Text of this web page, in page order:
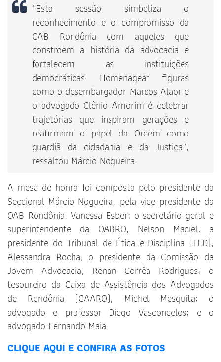
“Esta sessão simboliza o
reconhecimento e o compromisso da
OAB Rondônia com aqueles que
constroem a história da advocacia e
fortalecem as instituições
democráticas. Homenagear figuras
como o desembargador Marcos Alaor e
o advogado Clênio Amorim é celebrar
trajetórias que inspiram gerações e
reafirmam o papel da Ordem como
guardiã da cidadania e da Justiça”,
ressaltou Márcio Nogueira.
A mesa de honra foi composta pelo presidente da
Seccional Márcio Nogueira, pela vice-presidente da
OAB Rondônia, Vanessa Esber; o secretário-geral e
superintendente da OABRO, Nelson Maciel; a
presidente do Tribunal de Ética e Disciplina (TED),
Alessandra Rocha; o presidente da Comissão da
Jovem Advocacia, Renan Corrêa Rodrigues; o
tesoureiro da Caixa de Assistência dos Advogados
de Rondônia (CAARO), Michel Mesquita; o
advogado e professor Diego Vasconcelos; e o
advogado Fernando Maia.
CLIQUE AQUI E CONFIRA AS FOTOS